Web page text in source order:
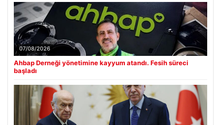
07/08/2026
Ahbap Derneği yönetimine kayyum atandı. Fesih süreci
başladı